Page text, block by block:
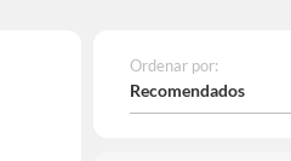
Ordenar por:
Recomendados